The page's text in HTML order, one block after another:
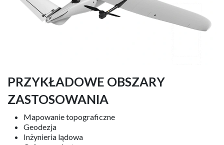
PRZYKŁADOWE OBSZARY
ZASTOSOWANIA
Mapowanie topograficzne
Geodezja
Inżynieria lądowa